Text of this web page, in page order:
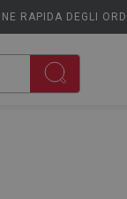
RAPIDA DEGLI